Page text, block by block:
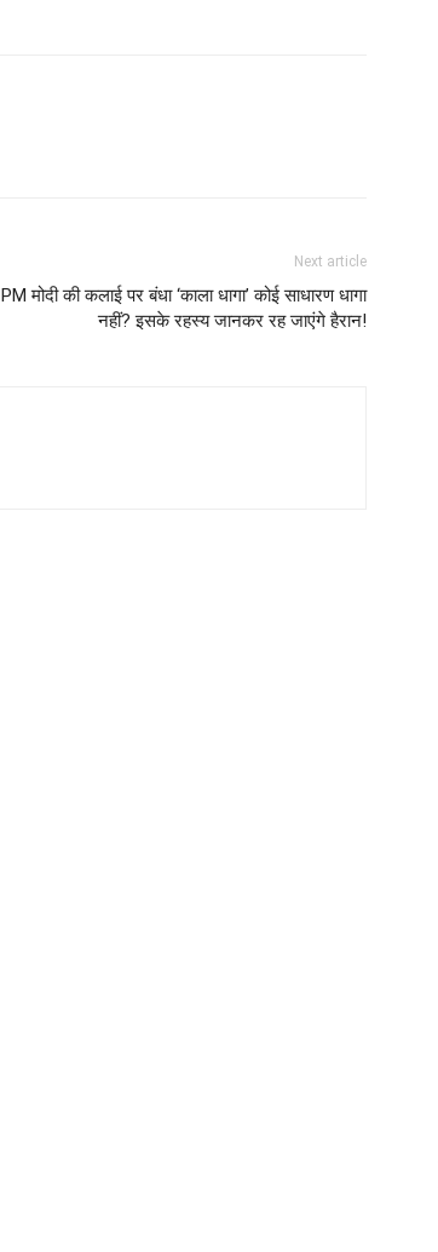
Next article
PM मोदी की कलाई पर बंधा ‘काला धागा’ कोई साधारण धागा
नहीं? इसके रहस्य जानकर रह जाएंगे हैरान!